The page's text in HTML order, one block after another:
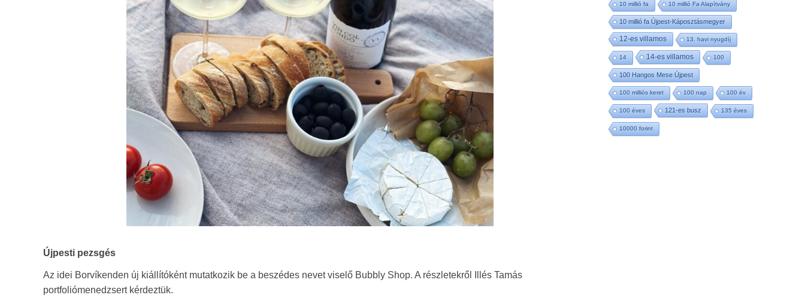
Újpesti pezsgés
Az idei Borvíkenden új kiállítóként mutatkozik be a beszédes nevet viselő Bubbly Shop. A részletekről Illés Tamás
portfoliómenedzsert kérdeztük.
10 millió fa 10 millió Fa Alapítvány
10 millió fa Újpest-Káposztásmegyer
12-es villamos 13. havi nyugdíj
14 14-es villamos 100
100 Hangos Mese Újpest
100 milliós keret 100 nap 100 év
100 éves 121-es busz 135 éves
10000 forint